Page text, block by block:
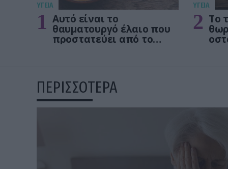
ΥΓΕΙΑ
1 Αυτό είναι το
θαυματουργό έλαιο που
προστατεύει από το
ΥΓΕΙΑ
2 Το
ΠΕΡΙΣΣΟΤΕΡΑ